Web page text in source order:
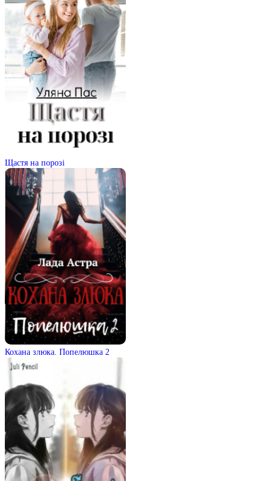
Щастя на порозі
Кохана злюка. Попелюшка 2